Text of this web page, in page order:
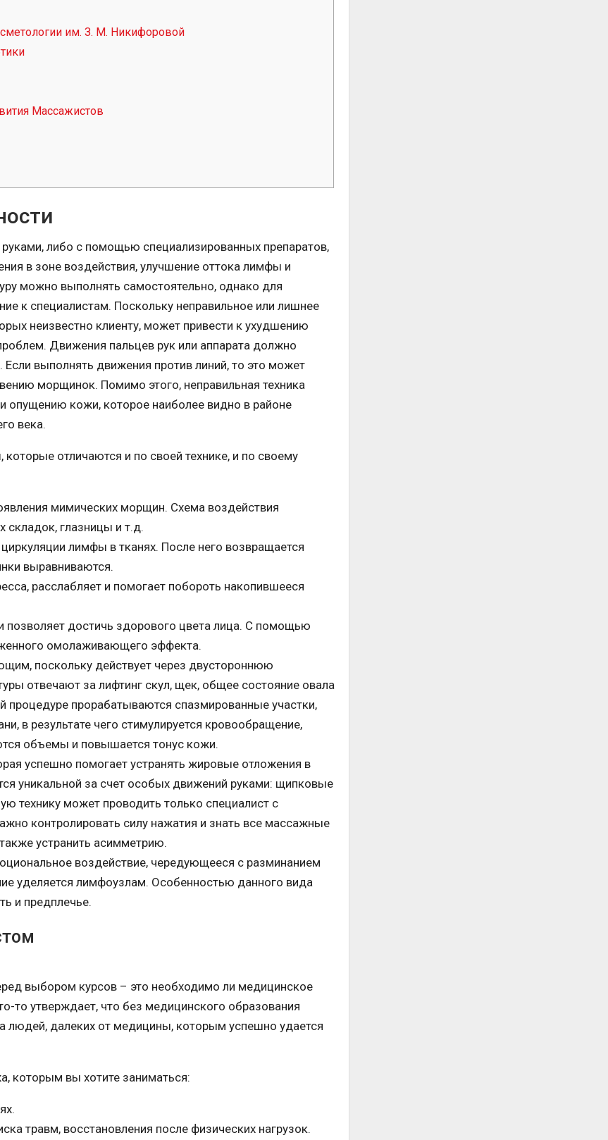
им. З. М. Никифоровой
Массажистов
либо с помощью специализированных препаратов,
в зоне воздействия, улучшение оттока лимфы и
можно выполнять самостоятельно, однако для
к специалистам. Поскольку неправильное или лишнее
неизвестно клиенту, может привести к ухудшению
Движения пальцев рук или аппарата должно
выполнять движения против линий, то это может
морщинок. Помимо этого, неправильная техника
опущению кожи, которое наиболее видно в районе
века.
отличаются и по своей технике, и по своему
мимических морщин. Схема воздействия
складок, глазницы и т.д.
лимфы в тканях. После него возвращается
выравниваются.
расслабляет и помогает побороть накопившееся
достичь здорового цвета лица. С помощью
омолаживающего эффекта.
поскольку действует через двустороннюю
отвечают за лифтинг скул, щек, общее состояние овала
процедуре прорабатываются спазмированные участки,
в результате чего стимулируется кровообращение,
объемы и повышается тонус кожи.
успешно помогает устранять жировые отложения в
уникальной за счет особых движений руками: щипковые
технику может проводить только специалист с
контролировать силу нажатия и знать все массажные
устранить асимметрию.
воздействие, чередующееся с разминанием
уделяется лимфоузлам. Особенностью данного вида
и предплечье.
выбором курсов – это необходимо ли медицинское
то утверждает, что без медицинского образования
людей, далеких от медицины, которым успешно удается
которым вы хотите заниматься:
травм, восстановления после физических нагрузок.